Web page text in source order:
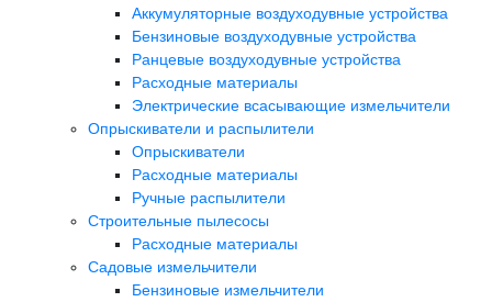
Аккумуляторные воздуходувные устройства
Бензиновые воздуходувные устройства
Ранцевые воздуходувные устройства
Расходные материалы
Электрические всасывающие измельчители
Опрыскиватели и распылители
Опрыскиватели
Расходные материалы
Ручные распылители
Строительные пылесосы
Расходные материалы
Садовые измельчители
Бензиновые измельчители